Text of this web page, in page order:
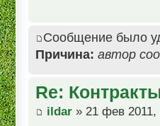
Сообщение было
Причина: автор
Re:
ildar » 21 фев 2011,